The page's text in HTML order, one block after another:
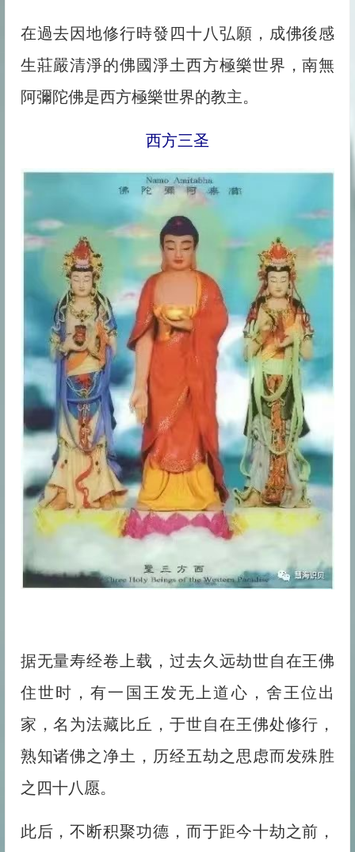
在過去因地修行時發四十八弘願，成佛後感
生莊嚴清淨的佛國淨土西方極樂世界，南無
阿彌陀佛是西方極樂世界的教主。
西方三圣
据无量寿经卷上载，过去久远劫世自在王佛
住世时，有一国王发无上道心，舍王位出
家，名为法藏比丘，于世自在王佛处修行，
熟知诸佛之净土，历经五劫之思虑而发殊胜
之四十八愿。
此后，不断积聚功德，而于距今十劫之前，